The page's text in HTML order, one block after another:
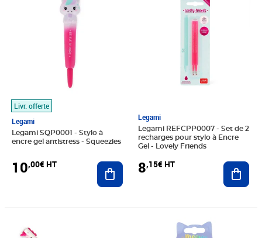
Livr. offerte
Legami
Legami SQP0001 - Stylo à
encre gel antistress - Squeezies
10,00€ HT Ajouter au panier
Legami
Legami REFCPP0007 - Set de 2
recharges pour stylo à Encre
Gel - Lovely Friends
8,15€ HT
Prix 10,00€ HT